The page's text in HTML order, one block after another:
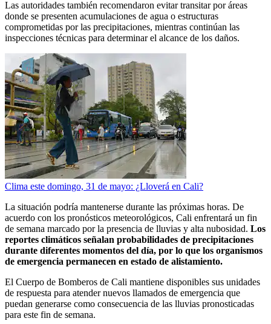
Las autoridades también recomendaron evitar transitar por áreas
donde se presenten acumulaciones de agua o estructuras
comprometidas por las precipitaciones, mientras continúan las
inspecciones técnicas para determinar el alcance de los daños.
Clima este domingo, 31 de mayo: ¿Lloverá en Cali?
La situación podría mantenerse durante las próximas horas. De
acuerdo con los pronósticos meteorológicos, Cali enfrentará un fin
de semana marcado por la presencia de lluvias y alta nubosidad. Los
reportes climáticos señalan probabilidades de precipitaciones
durante diferentes momentos del día, por lo que los organismos
de emergencia permanecen en estado de alistamiento.
El Cuerpo de Bomberos de Cali mantiene disponibles sus unidades
de respuesta para atender nuevos llamados de emergencia que
puedan generarse como consecuencia de las lluvias pronosticadas
para este fin de semana.